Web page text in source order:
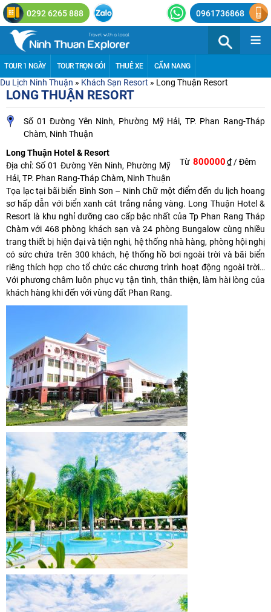
0292 6265 888 0961736868
≡
TOUR 1 NGÀY TOUR TRỌN GÓI THUÊ XE CẨM NANG
Du Lịch Ninh Thuận » Khách Sạn Resort » Long Thuận Resort
LONG THUẬN RESORT
Số 01 Đường Yên Ninh, Phường Mỹ Hải, TP. Phan Rang-Tháp
Chàm, Ninh Thuận
Từ 800000₫ / Đêm
Long Thuận Hotel & Resort
Địa chỉ: Số 01 Đường Yên Ninh, Phường Mỹ
Hải, TP. Phan Rang-Tháp Chàm, Ninh Thuận
Tọa lạc tại bãi biển Bình Sơn – Ninh Chữ một điểm đến du lịch hoang
sơ hấp dẫn với biển xanh cát trắng nắng vàng. Long Thuận Hotel &
Resort là khu nghỉ dưỡng cao cấp bậc nhất của Tp Phan Rang Tháp
Chàm với 468 phòng khách sạn và 24 phòng Bungalow cùng nhiều
trang thiết bị hiện đại và tiện nghi, hệ thống nhà hàng, phòng hội nghị
có sức chứa trên 300 khách, hệ thống hồ bơi ngoài trời và bãi biển
riêng thích hợp cho tổ chức các chương trình hoạt động ngoài trời…
Với phương châm luôn phục vụ tận tình, thân thiện, làm hài lòng của
khách hàng khi đến với vùng đất Phan Rang.